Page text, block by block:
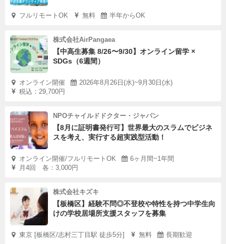
フルリモートOK 無料 半年からOK
株式会社AirPangaea
【中高生募集 8/26〜9/30】オンライン留学 ×
SDGs（6週間）
オンライン開催
2026年8月26日(水)~9月30日(水)
税込：29,700円
NPOチャイルドドクター・ジャパン
【8月に証明書発行可】世界最大のスラムでビジネ
スを考え、実行する超実践型活動！
オンライン開催/フルリモートOK
6ヶ月間~1年間
月4回 各：3,000円
株式会社キズキ
【板橋区】経験不問◎不登校や特性を持つ中学生向
けの学校居場所支援スタッフを募集
東京 [板橋区/志村三丁目駅 徒歩5分] 無料 長期歓迎